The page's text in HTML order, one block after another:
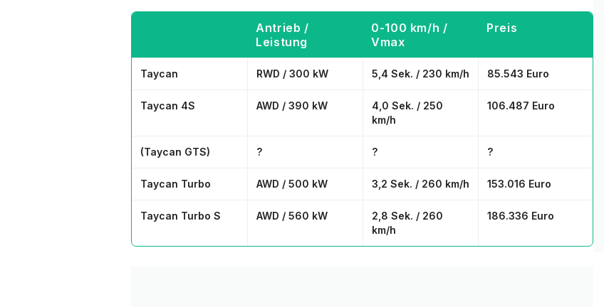
Antrieb /
Leistung
0-100 km/h /
Vmax
Preis
Taycan RWD / 300 kW 5,4 Sek. / 230 km/h 85.543 Euro
Taycan 4S AWD / 390 kW
4,0 Sek. / 250
km/h
106.487 Euro
(Taycan GTS) ? ? ?
Taycan Turbo AWD / 500 kW 3,2 Sek. / 260 km/h 153.016 Euro
Taycan Turbo S AWD / 560 kW
2,8 Sek. / 260
km/h
186.336 Euro